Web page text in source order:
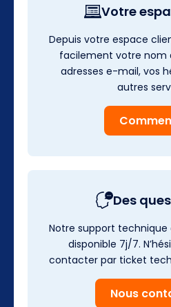
Votre
Depuis votre espace
facilement votre nom
adresses e-mail, vos
autres
Des
Notre support
disponible 7j/7.
contacter par ticket
Nous